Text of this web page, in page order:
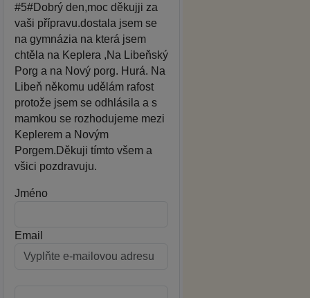
#5#Dobrý den,moc děkujji za
vaši přípravu.dostala jsem se
na gymnázia na která jsem
chtěla na Keplera ,Na Libeňský
Porg a na Nový porg. Hurá. Na
Libeň někomu udělám rafost
protože jsem se odhlásila a s
mamkou se rozhodujeme mezi
Keplerem a Novým
Porgem.Děkuji tímto všem a
všici pozdravuju.
Jméno
Email